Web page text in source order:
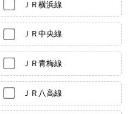
ＪＲ横浜線
ＪＲ中央線
ＪＲ青梅線
ＪＲ八高線